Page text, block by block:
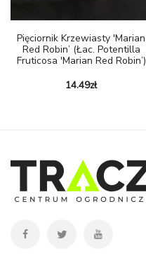
Pięciornik Krzewiasty 'Marian
Red Robin’ (łac. Potentilla
Fruticosa 'Marian Red Robin’)
14.49zł